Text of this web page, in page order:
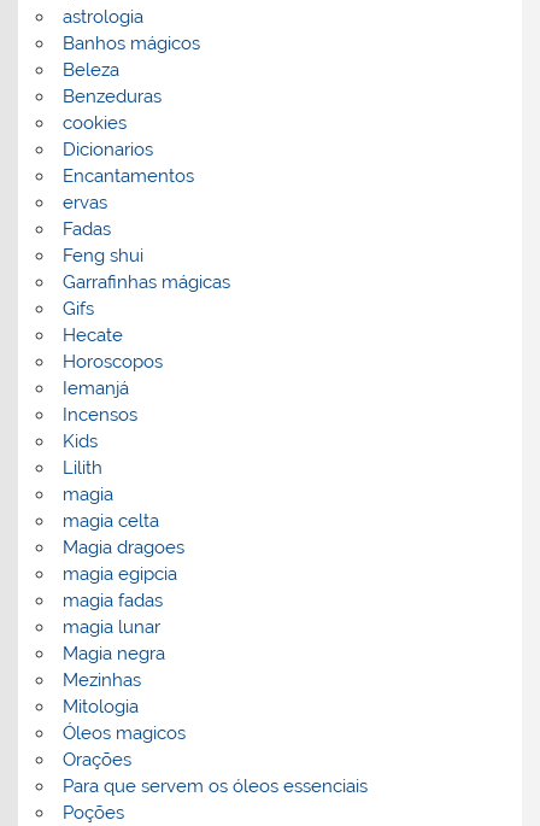
astrologia
Banhos mágicos
Beleza
Benzeduras
cookies
Dicionarios
Encantamentos
ervas
Fadas
Feng shui
Garrafinhas mágicas
Gifs
Hecate
Horoscopos
Iemanjá
Incensos
Kids
Lilith
magia
magia celta
Magia dragoes
magia egipcia
magia fadas
magia lunar
Magia negra
Mezinhas
Mitologia
Óleos magicos
Orações
Para que servem os óleos essenciais
Poções